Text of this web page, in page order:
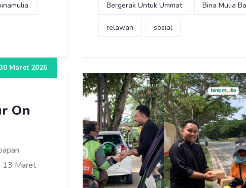
Bergerak Untuk Ummat Bina Mulia
relawan sosial
Maret 2026
On
13 Maret